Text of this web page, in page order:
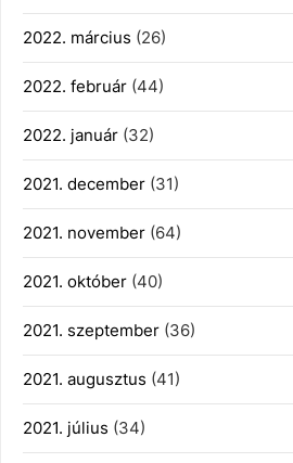
2022. március (26)
2022. február (44)
2022. január (32)
2021. december (31)
2021. november (64)
2021. október (40)
2021. szeptember (36)
2021. augusztus (41)
2021. július (34)